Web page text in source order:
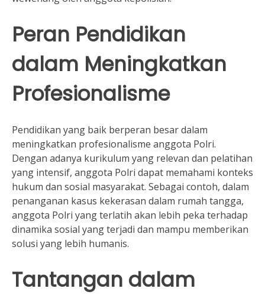
Peran Pendidikan
dalam Meningkatkan
Profesionalisme
Pendidikan yang baik berperan besar dalam
meningkatkan profesionalisme anggota Polri.
Dengan adanya kurikulum yang relevan dan pelatihan
yang intensif, anggota Polri dapat memahami konteks
hukum dan sosial masyarakat. Sebagai contoh, dalam
penanganan kasus kekerasan dalam rumah tangga,
anggota Polri yang terlatih akan lebih peka terhadap
dinamika sosial yang terjadi dan mampu memberikan
solusi yang lebih humanis.
Tantangan dalam